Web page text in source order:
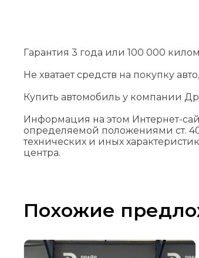
Гарантия 3 года или 100 000
Не хватает средств на покупку
Купить автомобиль у компании
Информация на этом Интернет-
определяемой положениями cт.
технических и иных
центра.
Похожие